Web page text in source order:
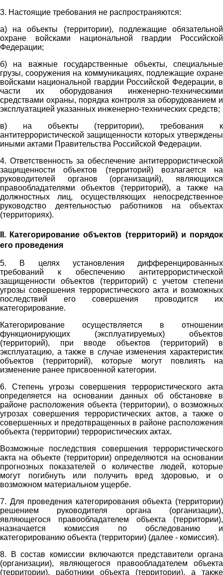
3. Настоящие требования не распространяются:
а) на объекты (территории), подлежащие обязательной
охране войсками национальной гвардии Российской
Федерации;
б) на важные государственные объекты, специальные
грузы, сооружения на коммуникациях, подлежащие охране
войсками национальной гвардии Российской Федерации, в
части их оборудования инженерно-техническими
средствами охраны, порядка контроля за оборудованием и
эксплуатацией указанных инженерно-технических средств;
в) на объекты (территории), требования к
антитеррористической защищенности которых утверждены
иными актами Правительства Российской Федерации.
4. Ответственность за обеспечение антитеррористической
защищенности объектов (территорий) возлагается на
руководителей органов (организаций), являющихся
правообладателями объектов (территорий), а также на
должностных лиц, осуществляющих непосредственное
руководство деятельностью работников на объектах
(территориях).
II. Категорирование объектов (территорий) и порядок
его проведения
5. В целях установления дифференцированных
требований к обеспечению антитеррористической
защищенности объектов (территорий) с учетом степени
угрозы совершения террористического акта и возможных
последствий его совершения проводится их
категорирование.
Категорирование осуществляется в отношении
функционирующих (эксплуатируемых) объектов
(территорий), при вводе объектов (территорий) в
эксплуатацию, а также в случае изменения характеристик
объектов (территорий), которые могут повлиять на
изменение ранее присвоенной категории.
6. Степень угрозы совершения террористического акта
определяется на основании данных об обстановке в
районе расположения объекта (территории), о возможных
угрозах совершения террористических актов, а также о
совершенных и предотвращенных в районе расположения
объекта (территории) террористических актах.
Возможные последствия совершения террористического
акта на объекте (территории) определяются на основании
прогнозных показателей о количестве людей, которые
могут погибнуть или получить вред здоровью, и о
возможном материальном ущербе.
7. Для проведения категорирования объекта (территории)
решением руководителя органа (организации),
являющегося правообладателем объекта (территории),
назначается комиссия по обследованию и
категорированию объекта (территории) (далее - комиссия).
8. В состав комиссии включаются представители органа
(организации), являющегося правообладателем объекта
(территории), работники объекта (территории), а также